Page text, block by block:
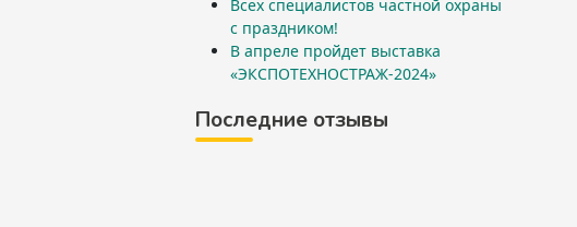
Всех специалистов частной охраны
с праздником!
В апреле пройдет выставка
«ЭКСПОТЕХНОСТРАЖ-2024»
Последние отзывы